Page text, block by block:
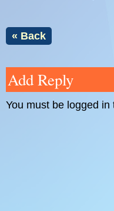
« Back
Add Reply
You must be logged